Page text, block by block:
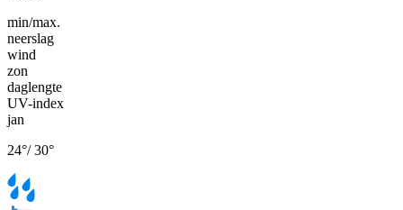
min/max.
neerslag
wind
zon
daglengte
UV-index
jan
24°/30°